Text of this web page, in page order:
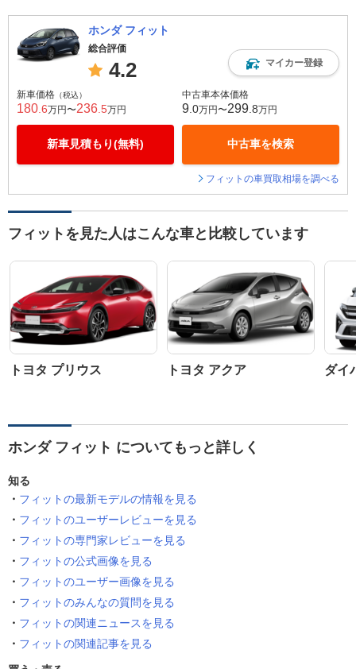
ホンダ フィット
総合評価
4.2 マイカー登録
新車価格 （税込）
180 .6万円〜236 .5万円
新車見積もり(無料)
中古車本体価格
9 .0万円〜299 .8万円
中古車を検索
フィットの車買取相場を調べる
フィットを見た人はこんな車と比較しています
トヨタ プリウス トヨタ アクア ダイ
ホンダ フィット についてもっと詳しく
知る
フィットの最新モデルの情報を見る
フィットのユーザーレビューを見る
フィットの専門家レビューを見る
フィットの公式画像を見る
フィットのユーザー画像を見る
フィットのみんなの質問を見る
フィットの関連ニュースを見る
フィットの関連記事を見る